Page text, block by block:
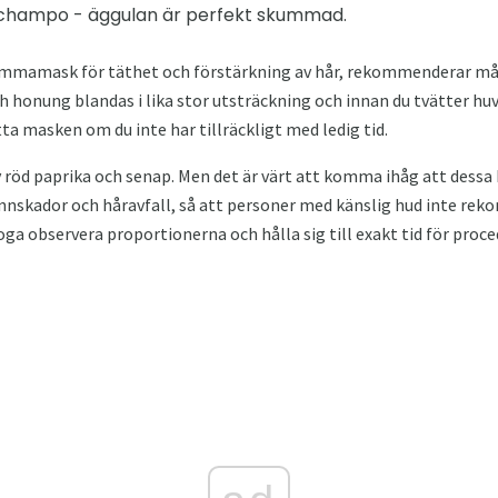
- äggulan är perfekt skummad.
för täthet och förstärkning av hår, rekommenderar
honung blandas i lika stor utsträckning och innan du tvätter
masken om du inte har tillräckligt med ledig tid.
paprika och senap. Men det är värt att komma ihåg att
och håravfall, så att personer med känslig hud inte
observera proportionerna och hålla sig till exakt tid för